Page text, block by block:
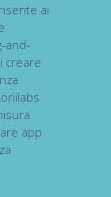
ai
and-
creare
app